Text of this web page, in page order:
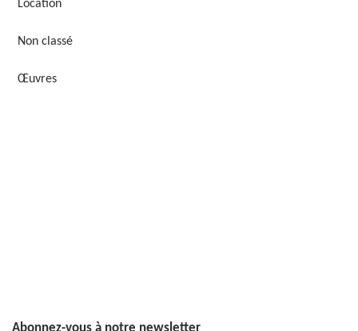
Location
Non classé
Œuvres
Abonnez-vous à notre newsletter